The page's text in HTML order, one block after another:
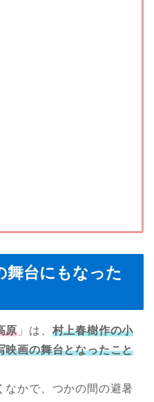
舞台にもなった
原 」は、 村上春樹作の小
映画の舞台となったこと
なかで、つかの間の避暑